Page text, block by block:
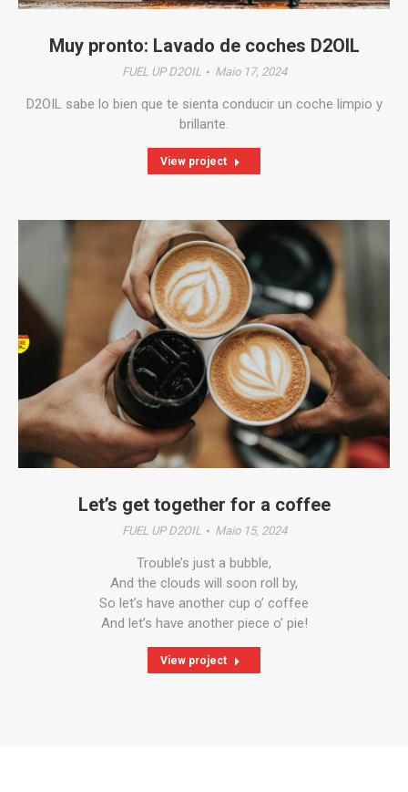
Muy pronto: Lavado de coches D2OIL
FUEL UP D2OIL Maio 17, 2024
D2OIL sabe lo bien que te sienta conducir un coche limpio y
brillante.
View project
Let’s get together for a coffee
FUEL UP D2OIL Maio 15, 2024
Trouble’s just a bubble,
And the clouds will soon roll by,
So let’s have another cup o’ coffee
And let’s have another piece o’ pie!
View project